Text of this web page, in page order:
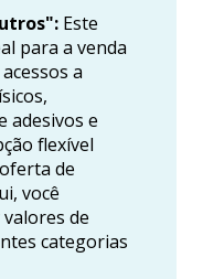
Este
para a venda
a
adesivos e
flexível
de
você
de
categorias